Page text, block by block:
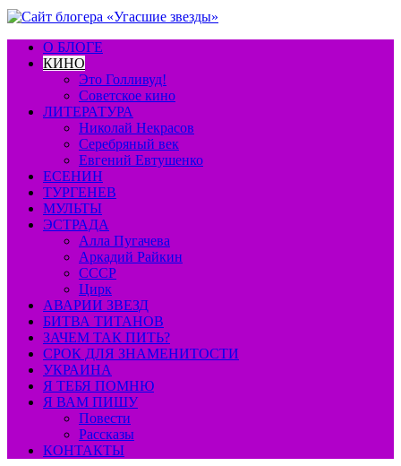
О БЛОГЕ
КИНО
Это Голливуд!
Советское кино
ЛИТЕРАТУРА
Николай Некрасов
Серебряный век
Евгений Евтушенко
ЕСЕНИН
ТУРГЕНЕВ
МУЛЬТЫ
ЭСТРАДА
Алла Пугачева
Аркадий Райкин
СССР
Цирк
АВАРИИ ЗВЕЗД
БИТВА ТИТАНОВ
ЗАЧЕМ ТАК ПИТЬ?
СРОК ДЛЯ ЗНАМЕНИТОСТИ
УКРАИНА
Я ТЕБЯ ПОМНЮ
Я ВАМ ПИШУ
Повести
Рассказы
КОНТАКТЫ